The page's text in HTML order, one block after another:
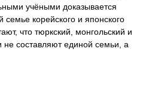
учёными доказывается
семье корейского и японского
что тюркский, монгольский и
не составляют единой семьи, а